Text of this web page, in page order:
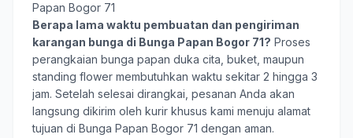
Papan Bogor 71
Berapa lama waktu pembuatan dan pengiriman
karangan bunga di Bunga Papan Bogor 71? Proses
perangkaian bunga papan duka cita, buket, maupun
standing flower membutuhkan waktu sekitar 2 hingga 3
jam. Setelah selesai dirangkai, pesanan Anda akan
langsung dikirim oleh kurir khusus kami menuju alamat
tujuan di Bunga Papan Bogor 71 dengan aman.